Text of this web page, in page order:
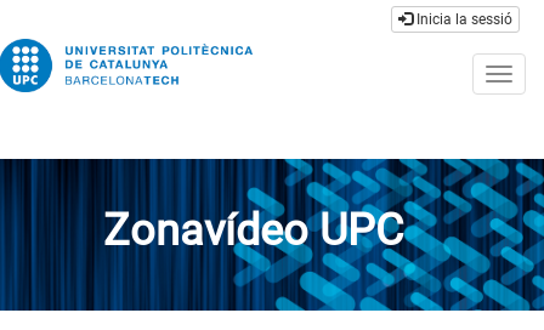
Inicia la sessió
Zonavídeo UPC